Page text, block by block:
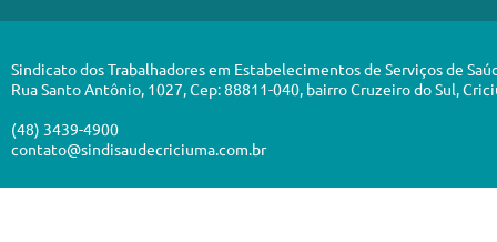
Sindicato dos Trabalhadores em Estabelecimentos de Serviços de
Rua Santo Antônio, 1027, Cep: 88811-040, bairro Cruzeiro do Sul,
(48) 3439-4900
contato@sindisaudecriciuma.com.br